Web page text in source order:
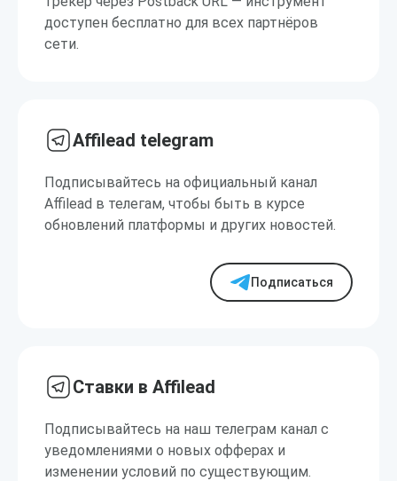
доступен бесплатно для всех партнёров
сети.
Affilead telegram
Подписывайтесь на официальный канал
Affilead в телегам, чтобы быть в курсе
обновлений платформы и других новостей.
Подписаться
Ставки в Affilead
Подписывайтесь на наш телеграм канал с
уведомлениями о новых офферах и
изменении условий по существующим.